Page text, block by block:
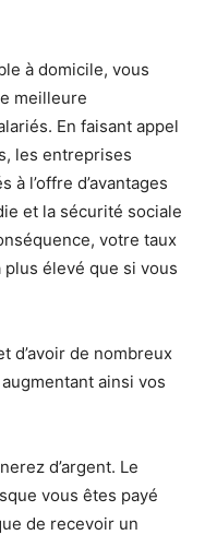
à domicile, vous
meilleure
En faisant appel
les entreprises
l’offre d’avantages
et la sécurité sociale
votre taux
élevé que si vous
d’avoir de nombreux
ainsi vos
d’argent. Le
vous êtes payé
de recevoir un